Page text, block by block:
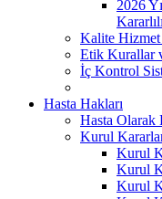
2026
Kalite Hizmet
Etik Kurallar
İç Kontrol
Hasta Hakları
Hasta Olarak
Kurul
Kurul
Kurul
Kurul